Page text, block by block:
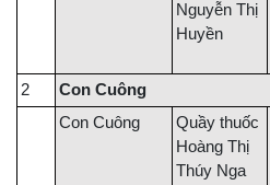
Nguyễn Thị
Huyền
2
Con Cuông
Con Cuông
Quầy thuốc
Hoàng Thị
Thúy Nga